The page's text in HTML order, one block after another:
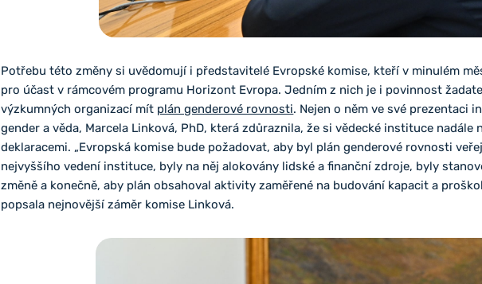
Potřebu této změny si uvědomují i představitelé Evropské komise, kteří v minulém
pro účast v rámcovém programu Horizont Evropa. Jedním z nich je i povinnost
výzkumných organizací mít plán genderové rovnosti. Nejen o něm ve své prezentaci
gender a věda, Marcela Linková, PhD, která zdůraznila, že si vědecké instituce nadále
deklaracemi. „Evropská komise bude požadovat, aby byl plán genderové rovnosti
nejvyššího vedení instituce, byly na něj alokovány lidské a finanční zdroje, byly
změně a konečně, aby plán obsahoval aktivity zaměřené na budování kapacit a
popsala nejnovější záměr komise Linková.